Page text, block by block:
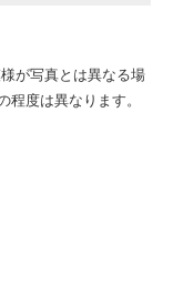
が写真とは異なる場
度は異なります。